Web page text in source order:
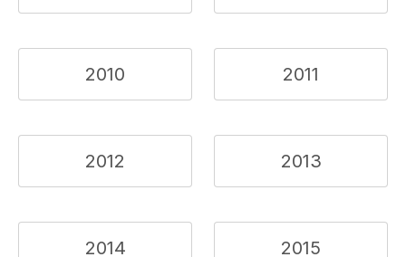
2010 2011
2012 2013
2014 2015